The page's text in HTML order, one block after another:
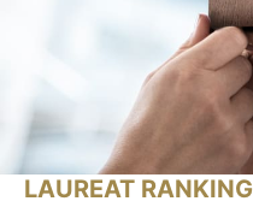
LAUREAT